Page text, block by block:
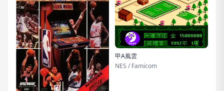
甲A風雲
NES / Famicom